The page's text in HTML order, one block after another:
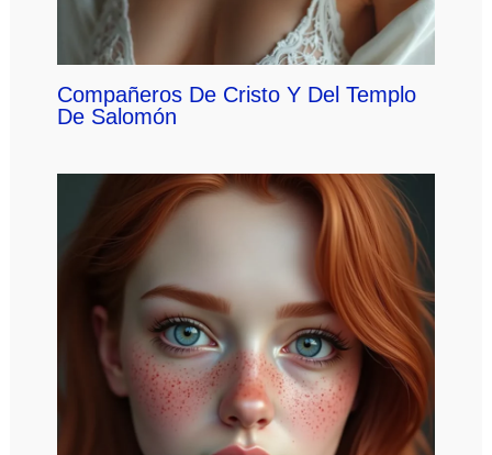
Compañeros De Cristo Y Del Templo
De Salomón